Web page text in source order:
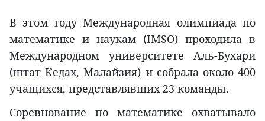
В этом году Международная олимпиада по
математике и наукам (IMSO) проходила в
Международном университете Аль-Бухари
(штат Кедах, Малайзия) и собрала около 400
учащихся, представлявших 23 команды.
Соревнование по математике охватывало